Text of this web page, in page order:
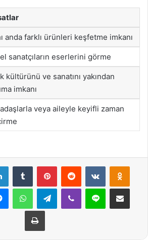
anda farklı ürünleri keşfetme imkanı
sanatçıların eserlerini görme
kültürünü ve sanatını yakından
imkanı
veya aileyle keyifli zaman
LinkedInTumblr PinterestReddit VKontakte
MessengerWhatsAppTelegramViber Line E-Posta ile
Yazdır